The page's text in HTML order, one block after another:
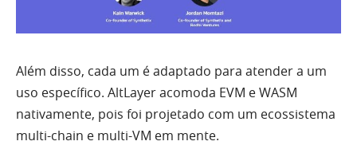
Além disso, cada um é adaptado para atender a um
uso específico. AltLayer acomoda EVM e WASM
nativamente, pois foi projetado com um ecossistema
multi-chain e multi-VM em mente.